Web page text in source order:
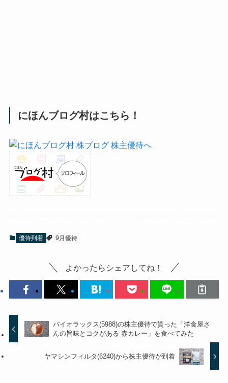
にほんブログ村はこちら！
優待到着 9月優待
よかったらシェアしてね！
パイオラックス(5988)の株主優待で貰った「洋食屋さ
んの旨味とコクがある 赤カレー」を食べてみた
ヤマシンフィルタ(6240)から株主優待が到着